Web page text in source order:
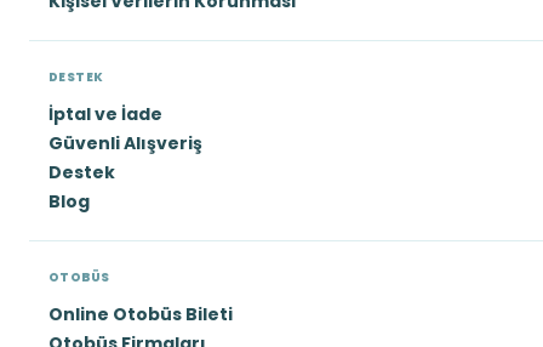
DESTEK
İptal ve İade
Güvenli Alışveriş
Destek
Blog
OTOBÜS
Online Otobüs Bileti